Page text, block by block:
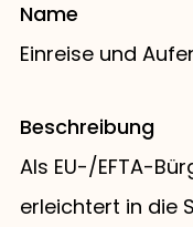
Name
Einreise und
Beschreibung
Als EU-/EFTA-
erleichtert in die